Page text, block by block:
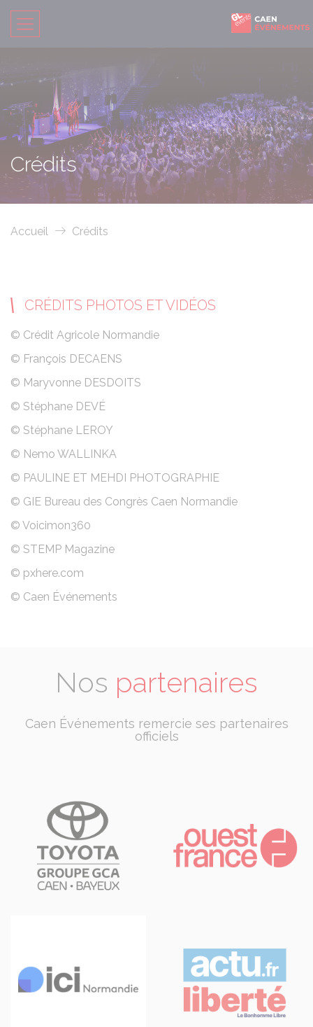
Crédits
Accueil Crédits
CRÉDITS PHOTOS ET VIDÉOS
© Crédit Agricole Normandie
© François DECAENS
© Maryvonne DESDOITS
© Stéphane DEVÉ
© Stéphane LEROY
© Nemo WALLINKA
© PAULINE ET MEHDI PHOTOGRAPHIE
© GIE Bureau des Congrès Caen Normandie
© Voicimon360
© STEMP Magazine
© pxhere.com
© Caen Événements
Nos partenaires
Caen Événements remercie ses partenaires
officiels